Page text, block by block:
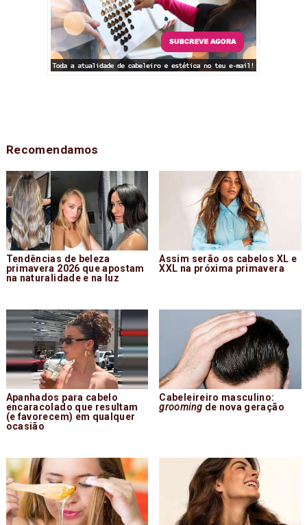
Recomendamos
Tendências de beleza
primavera 2026 que apostam
na naturalidade e na luz
Assim serão os cabelos XL e
XXL na próxima primavera
Apanhados para cabelo
encaracolado que resultam
(e favorecem) em qualquer
ocasião
Cabeleireiro masculino:
grooming de nova geração